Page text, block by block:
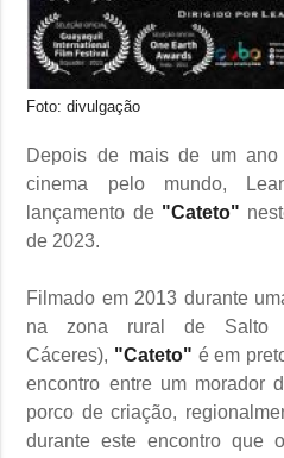
Foto: divulgação
Depois de mais de um
cinema pelo mundo,
lançamento de "Cateto"
de 2023.
Filmado em 2013 durante
na zona rural de
Cáceres), "Cateto" é em
encontro entre um morador
porco de criação,
durante este encontro que